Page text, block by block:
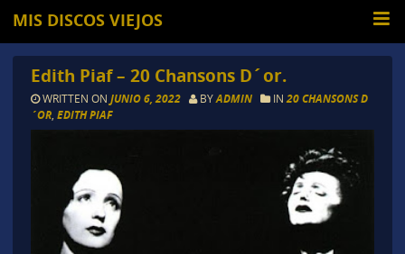
MIS DISCOS VIEJOS
Edith Piaf – 20 Chansons D´or.
WRITTEN ON JUNIO 6, 2022 BYADMIN IN 20 CHANSONS D
´OR, EDITH PIAF